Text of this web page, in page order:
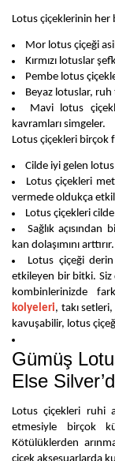
Lotus çiçeklerinin her
Mor lotus çiçeği
Kırmızı lotuslar
Pembe lotus
Beyaz lotuslar, ruh
Mavi lotus
kavramları simgeler.
Lotus çiçekleri birçok
Cilde iyi gelen
Lotus çiçekleri
vermede oldukça
Lotus çiçekleri
Sağlık
kan dolaşımını arttırır.
Lotus çiçeği
etkileyen bir bitki. Siz
kombinlerinizde
kolyeleri, takı
kavuşabilir, lotus
Gümüş
Else
Lotus çiçekleri ruhi
etmesiyle birçok
Kötülüklerden